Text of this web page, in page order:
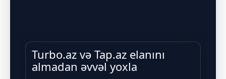
Turbo.az və Tap.az elanını
almadan əvvəl yoxla